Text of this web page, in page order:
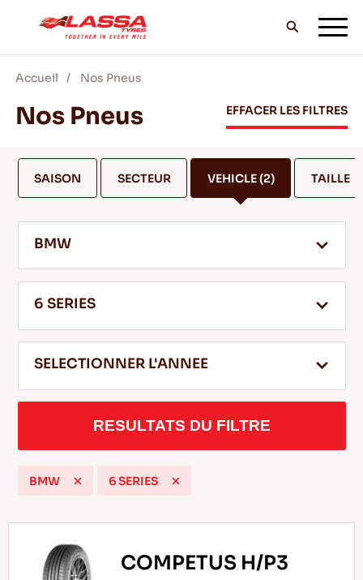
TOUS LES PNEUS LASSA
BLOG & VIDEOS
SERVICE & AIDE
Conseils pour conduire dans la neige
LIRE LA SUITE
Accueil Nos Pneus
Nos Pneus EFFACER LES FILTRES
SAISON SECTEUR VEHICLE(2) TAILLE
BMW
6 SERIES
SELECTIONNER L'ANNEE
RESULTATS DU FILTRE
BMW 6 SERIES
COMPETUS H/P3